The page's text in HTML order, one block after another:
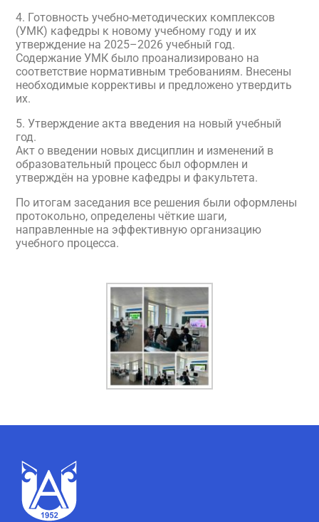
4. Готовность учебно-методических комплексов
(УМК) кафедры к новому учебному году и их
утверждение на 2025–2026 учебный год.
Содержание УМК было проанализировано на
соответствие нормативным требованиям. Внесены
необходимые коррективы и предложено утвердить
их.
5. Утверждение акта введения на новый учебный
год.
Акт о введении новых дисциплин и изменений в
образовательный процесс был оформлен и
утверждён на уровне кафедры и факультета.
По итогам заседания все решения были оформлены
протокольно, определены чёткие шаги,
направленные на эффективную организацию
учебного процесса.